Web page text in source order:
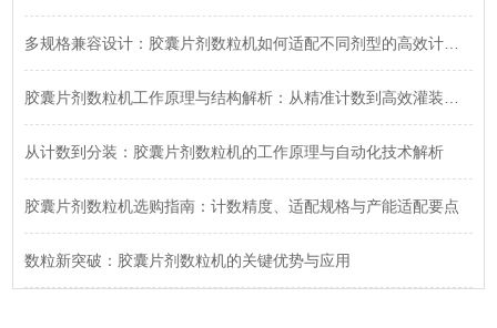
多规格兼容设计：胶囊片剂数粒机如何适配不同剂型的高效计数需求
胶囊片剂数粒机工作原理与结构解析：从精准计数到高效灌装全流程
从计数到分装：胶囊片剂数粒机的工作原理与自动化技术解析
胶囊片剂数粒机选购指南：计数精度、适配规格与产能适配要点
数粒新突破：胶囊片剂数粒机的关键优势与应用